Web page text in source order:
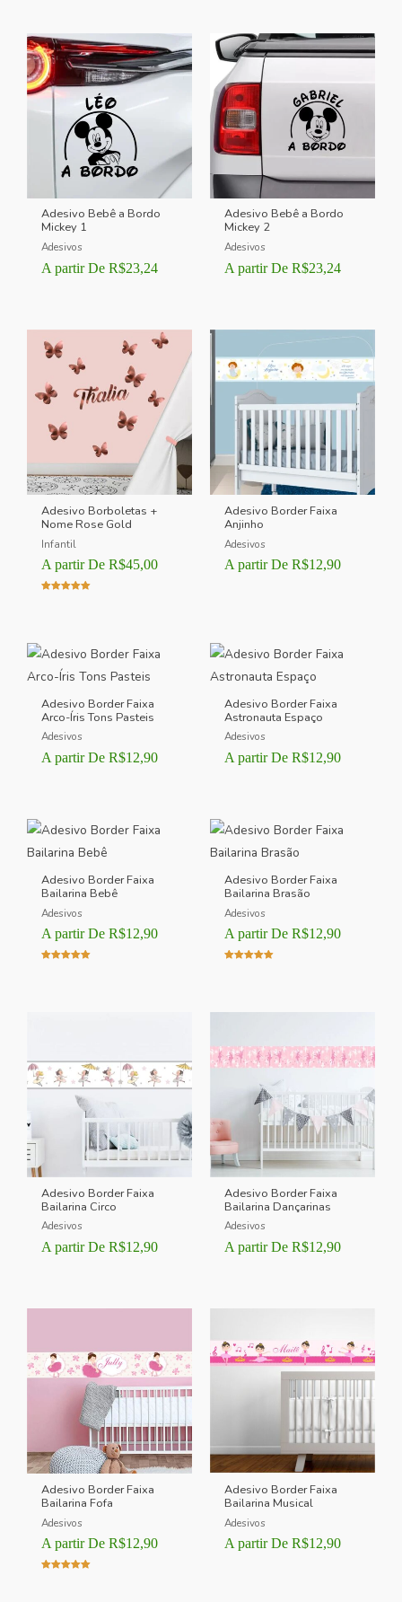
Adesivo Bebê a Bordo
Mickey 1
Adesivos
A partir De R$23,24
Adesivo Bebê a Bordo
Mickey 2
Adesivos
A partir De R$23,24
Adesivo Borboletas +
Nome Rose Gold
Infantil
A partir De R$45,00
Adesivo Border Faixa
Anjinho
Adesivos
A partir De R$12,90
Adesivo Border Faixa
Arco-Íris Tons Pasteis
Adesivos
A partir De R$12,90
Adesivo Border Faixa
Astronauta Espaço
Adesivos
A partir De R$12,90
Adesivo Border Faixa
Bailarina Bebê
Adesivos
A partir De R$12,90
Adesivo Border Faixa
Bailarina Brasão
Adesivos
A partir De R$12,90
Adesivo Border Faixa
Bailarina Circo
Adesivos
A partir De R$12,90
Adesivo Border Faixa
Bailarina Dançarinas
Adesivos
A partir De R$12,90
Adesivo Border Faixa
Bailarina Fofa
Adesivos
A partir De R$12,90
Adesivo Border Faixa
Bailarina Musical
Adesivos
A partir De R$12,90